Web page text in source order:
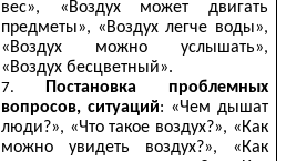
вес», «Воздух может двигать
предметы», «Воздух легче воды»,
«Воздух можно услышать»,
«Воздух бесцветный».
Постановка проблемных
вопросов, ситуаций: «Чем дышат
люди?», «Что такое воздух?», «Как
можно увидеть воздух?», «Как